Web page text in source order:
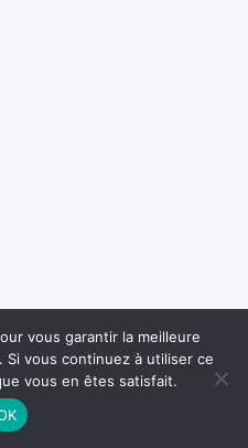
vous garantir la meilleure
vous continuez à utiliser ce
vous en êtes satisfait.